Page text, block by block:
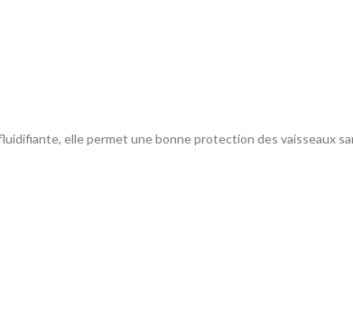
elle permet une bonne protection des vaisseaux